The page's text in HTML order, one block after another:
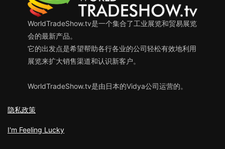
WorldTradeShow.tv是一个集合了工业展览和贸易展览
会的最新产品。
它的出发点是希望帮助各行各业的公司轻松有效地利用
展览来扩大销售渠道和认识新客户。
WorldTradeShow.tv是由日本的Vidya公司运营的。
隐私政策
I'm Feeling Lucky